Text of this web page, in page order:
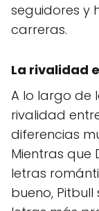
seguidores y
carreras.
La rivalidad
A lo largo de
rivalidad
diferencias
Mientras que
letras
bueno,